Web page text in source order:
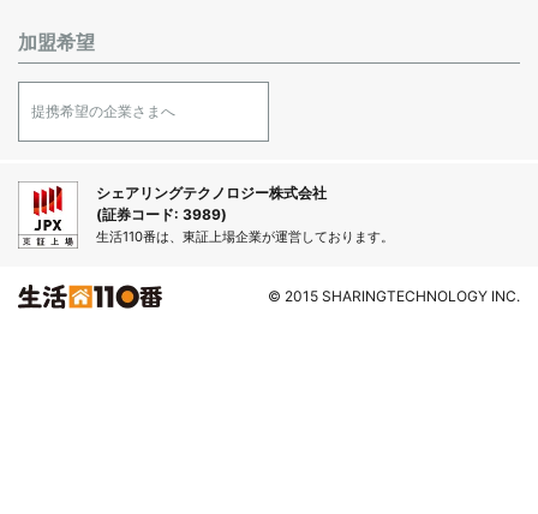
加盟希望
提携希望の企業さまへ
シェアリングテクノロジー株式会社
(証券コード: 3989)
生活110番は、東証上場企業が運営しております。
© 2015 SHARINGTECHNOLOGY INC.